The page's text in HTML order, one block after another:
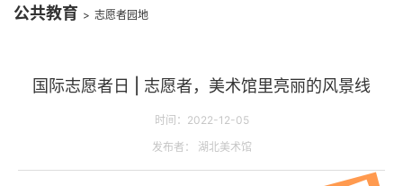
公共教育 > 志愿者园地
国际志愿者日 | 志愿者，美术馆里亮丽的风景线
时间：2022-12-05
发布者： 湖北美术馆